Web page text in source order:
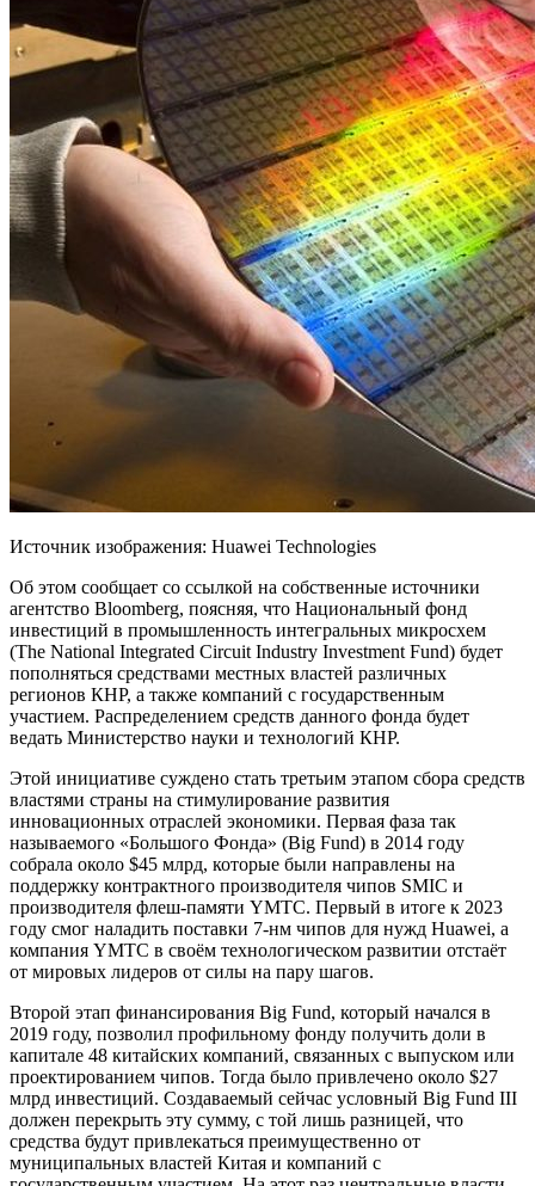
Источник изображения: Huawei Technologies
Об этом сообщает со ссылкой на собственные источники
агентство Bloomberg, поясняя, что Национальный фонд
инвестиций в промышленность интегральных микросхем
(The National Integrated Circuit Industry Investment Fund) будет
пополняться средствами местных властей различных
регионов КНР, а также компаний с государственным
участием. Распределением средств данного фонда будет
ведать Министерство науки и технологий КНР.
Этой инициативе суждено стать третьим этапом сбора средств
властями страны на стимулирование развития
инновационных отраслей экономики. Первая фаза так
называемого «Большого Фонда» (Big Fund) в 2014 году
собрала около $45 млрд, которые были направлены на
поддержку контрактного производителя чипов SMIC и
производителя флеш-памяти YMTC. Первый в итоге к 2023
году смог наладить поставки 7-нм чипов для нужд Huawei, а
компания YMTC в своём технологическом развитии отстаёт
от мировых лидеров от силы на пару шагов.
Второй этап финансирования Big Fund, который начался в
2019 году, позволил профильному фонду получить доли в
капитале 48 китайских компаний, связанных с выпуском или
проектированием чипов. Тогда было привлечено около $27
млрд инвестиций. Создаваемый сейчас условный Big Fund III
должен перекрыть эту сумму, с той лишь разницей, что
средства будут привлекаться преимущественно от
муниципальных властей Китая и компаний с